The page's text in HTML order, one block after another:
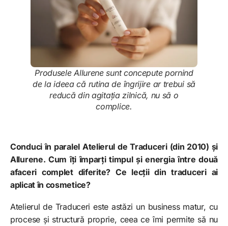
Produsele Allurene sunt concepute pornind
de la ideea că rutina de îngrijire ar trebui să
reducă din agitația zilnică, nu să o
complice.
Conduci în paralel Atelierul de Traduceri (din 2010) și
Allurene. Cum îți împarți timpul și energia între două
afaceri complet diferite? Ce lecții din traduceri ai
aplicat în cosmetice?
Atelierul de Traduceri este astăzi un business matur, cu
procese și structură proprie, ceea ce îmi permite să nu